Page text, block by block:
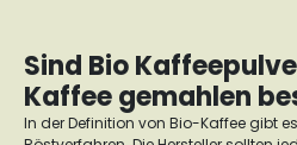
Sind Bio
Kaffee gemahlen
In der Definition von Bio-Kaffee gibt